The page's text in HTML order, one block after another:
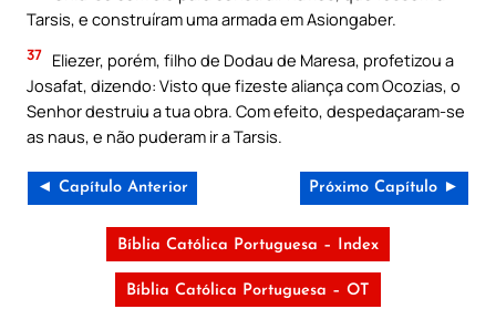
Tarsis, e construíram uma armada em Asiongaber.
37 Eliezer, porém, filho de Dodau de Maresa, profetizou a
Josafat, dizendo: Visto que fizeste aliança com Ocozias, o
Senhor destruiu a tua obra. Com efeito, despedaçaram-se
as naus, e não puderam ir a Tarsis.
◄ Capítulo Anterior Próximo Capítulo ►
Bíblia Católica Portuguesa – Index
Bíblia Católica Portuguesa – OT